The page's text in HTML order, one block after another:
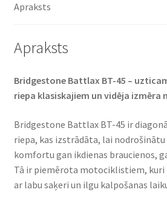
Apraksts
Apraksts
Bridgestone Battlax BT-45 –
riepa klasiskajiem un vidēja izmēra
Bridgestone Battlax BT-45 ir
riepa, kas izstrādāta, lai
komfortu gan ikdienas braucienos,
Tā ir piemērota motociklistiem, kuri
ar labu saķeri un ilgu kalpošanas